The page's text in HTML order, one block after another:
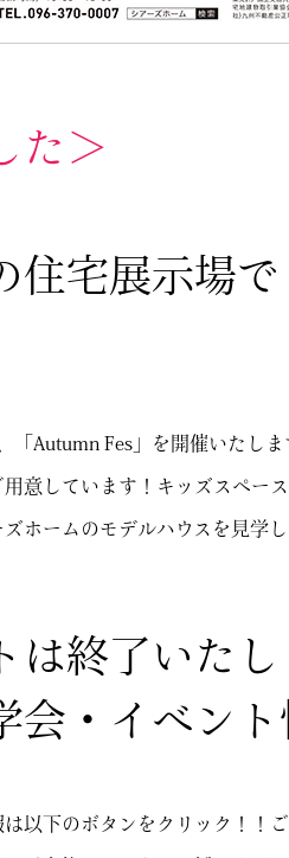
た＞
住宅展示場
Autumn Fes」を開催いたし
意しています！キッズスペー
ホームのモデルハウスを見学
は終了いた
会・イベン
以下のボタンをクリック！！